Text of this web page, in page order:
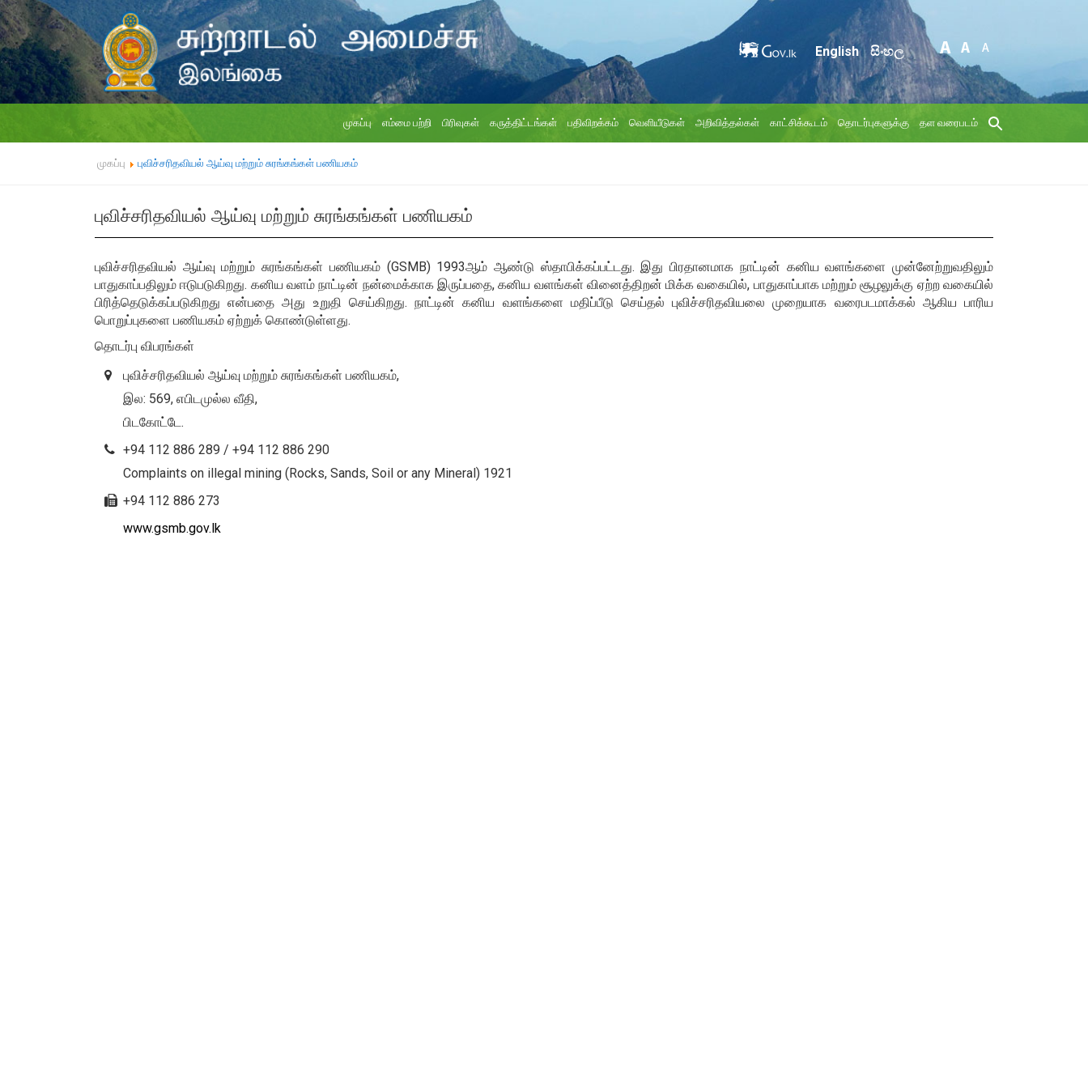
English සිංහල
முகப்பு எம்மை பற்றி பிரிவுகள் கருத்திட்டங்கள் பதிவிறக்கம் வெளியீடுகள் அறிவித்தல்கள் காட்சிக்கூடம் தொடர்புகளுக்கு தள வரைபடம்
முகப்பு புவிச்சரிதவியல் ஆய்வு மற்றும் சுரங்கங்கள் பணியகம்
புவிச்சரிதவியல் ஆய்வு மற்றும் சுரங்கங்கள் பணியகம்
புவிச்சரிதவியல் ஆய்வு மற்றும் சுரங்கங்கள் பணியகம் (GSMB) 1993ஆம் ஆண்டு ஸ்தாபிக்கப்பட்டது. இது பிரதானமாக நாட்டின் கனிய வளங்களை முன்னேற்றுவதிலும்
பாதுகாப்பதிலும் ஈடுபடுகிறது. கனிய வளம் நாட்டின் நன்மைக்காக இருப்பதை, கனிய வளங்கள் வினைத்திறன் மிக்க வகையில், பாதுகாப்பாக மற்றும் சூழலுக்கு ஏற்ற வகையில்
பிரித்தெடுக்கப்படுகிறது என்பதை அது உறுதி செய்கிறது. நாட்டின் கனிய வளங்களை மதிப்பீடு செய்தல் புவிச்சரிதவியலை முறையாக வரைபடமாக்கல் ஆகிய பாரிய
பொறுப்புகளை பணியகம் ஏற்றுக் கொண்டுள்ளது.
தொடர்பு விபரங்கள்
புவிச்சரிதவியல் ஆய்வு மற்றும் சுரங்கங்கள் பணியகம்,
இல: 569, எபிடமுல்ல வீதி,
பிடகோட்டே.
+94 112 886 289 / +94 112 886 290
Complaints on illegal mining (Rocks, Sands, Soil or any Mineral) 1921
+94 112 886 273
www.gsmb.gov.lk